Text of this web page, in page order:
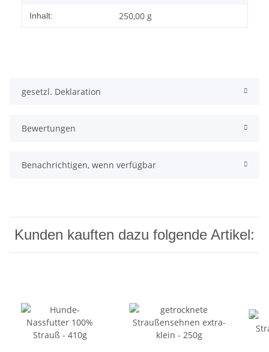
Inhalt: 250,00 g
gesetzl. Deklaration
Bewertungen
Benachrichtigen, wenn verfügbar
Kunden kauften dazu folgende Artikel: